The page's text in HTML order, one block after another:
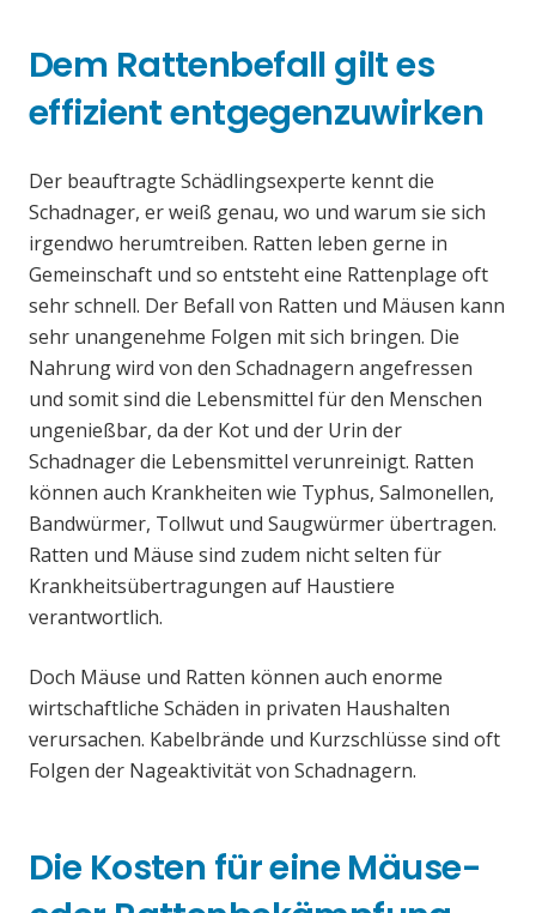
Dem Rattenbefall gilt es
effizient entgegenzuwirken
Der beauftragte Schädlingsexperte kennt die
Schadnager, er weiß genau, wo und warum sie sich
irgendwo herumtreiben. Ratten leben gerne in
Gemeinschaft und so entsteht eine Rattenplage oft
sehr schnell. Der Befall von Ratten und Mäusen kann
sehr unangenehme Folgen mit sich bringen. Die
Nahrung wird von den Schadnagern angefressen
und somit sind die Lebensmittel für den Menschen
ungenießbar, da der Kot und der Urin der
Schadnager die Lebensmittel verunreinigt. Ratten
können auch Krankheiten wie Typhus, Salmonellen,
Bandwürmer, Tollwut und Saugwürmer übertragen.
Ratten und Mäuse sind zudem nicht selten für
Krankheitsübertragungen auf Haustiere
verantwortlich.
Doch Mäuse und Ratten können auch enorme
wirtschaftliche Schäden in privaten Haushalten
verursachen. Kabelbrände und Kurzschlüsse sind oft
Folgen der Nageaktivität von Schadnagern.
Die Kosten für eine Mäuse-